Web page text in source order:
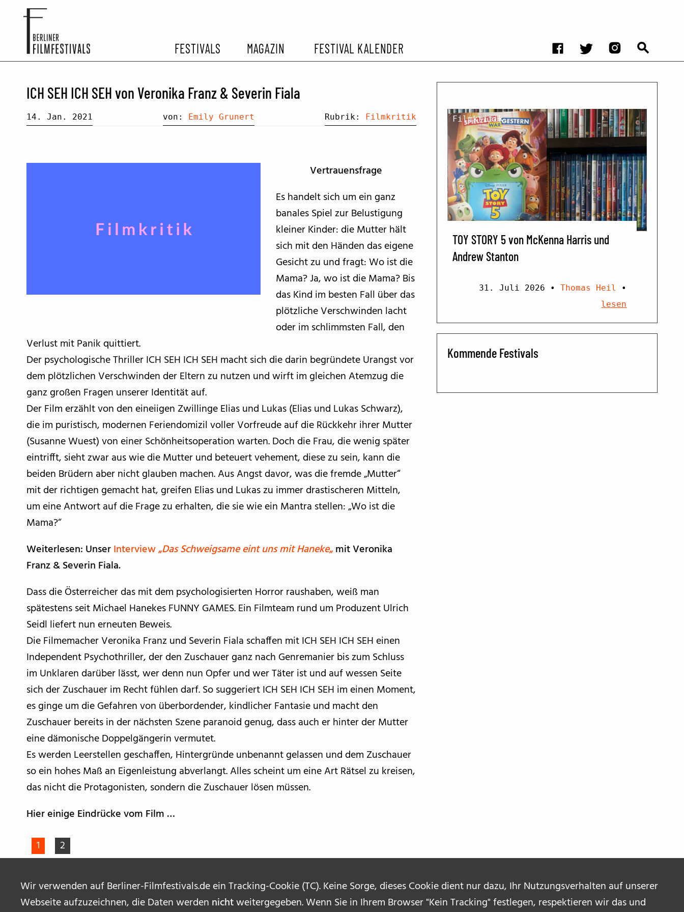
Wir verwenden auf Berliner-Filmfestivals.de ein Tracking-Cookie (TC). Keine Sorge, dieses Cookie dient nur dazu, Ihr Nutzungsverhalten auf unserer
Webseite aufzuzeichnen, die Daten werden nichtweitergegeben. Wenn Sie in Ihrem Browser "Kein Tracking" festlegen, respektieren wir das und
FESTIVALS
ARCHIV EHEMALIGER FILMFESTIVALS
MAGAZIN
FESTIVALBERICHTE
FILM- UND SERIEN-TIPPS
BFF ON THE ROAD
FESTIVAL KALENDER
ICH SEH ICH SEH von Veronika Franz & Severin Fiala
14. Jan. 2021 von: Emily Grunert Rubrik: Filmkritik
Vertrauensfrage
Es handelt sich um ein ganz
banales Spiel zur Belustigung
kleiner Kinder: die Mutter hält
sich mit den Händen das eigene
Gesicht zu und fragt: Wo ist die
Mama? Ja, wo ist die Mama? Bis
das Kind im besten Fall über das
plötzliche Verschwinden lacht
oder im schlimmsten Fall, den
Verlust mit Panik quittiert.
Der psychologische Thriller ICH SEH ICH SEH macht sich die darin begründete Urangst vor
dem plötzlichen Verschwinden der Eltern zu nutzen und wirft im gleichen Atemzug die
ganz großen Fragen unserer Identität auf.
Der Film erzählt von den eineiigen Zwillinge Elias und Lukas (Elias und Lukas Schwarz),
die im puristisch, modernen Feriendomizil voller Vorfreude auf die Rückkehr ihrer Mutter
(Susanne Wuest) von einer Schönheitsoperation warten. Doch die Frau, die wenig später
eintrifft, sieht zwar aus wie die Mutter und beteuert vehement, diese zu sein, kann die
beiden Brüdern aber nicht glauben machen. Aus Angst davor, was die fremde „Mutter“
mit der richtigen gemacht hat, greifen Elias und Lukas zu immer drastischeren Mitteln,
um eine Antwort auf die Frage zu erhalten, die sie wie ein Mantra stellen: „Wo ist die
Mama?“
Weiterlesen: UnserInterview „Das Schweigsame eint uns mit Haneke„mit Veronika
Franz & Severin Fiala.
Dass die Österreicher das mit dem psychologisierten Horror raushaben, weiß man
spätestens seit Michael Hanekes FUNNY GAMES. Ein Filmteam rund um Produzent Ulrich
Seidl liefert nun erneuten Beweis.
Die Filmemacher Veronika Franz und Severin Fiala schaffen mit ICH SEH ICH SEH einen
Independent Psychothriller, der den Zuschauer ganz nach Genremanier bis zum Schluss
im Unklaren darüber lässt, wer denn nun Opfer und wer Täter ist und auf wessen Seite
sich der Zuschauer im Recht fühlen darf. So suggeriert ICH SEH ICH SEH im einen Moment,
es ginge um die Gefahren von überbordender, kindlicher Fantasie und macht den
Zuschauer bereits in der nächsten Szene paranoid genug, dass auch er hinter der Mutter
eine dämonische Doppelgängerin vermutet.
Es werden Leerstellen geschaffen, Hintergründe unbenannt gelassen und dem Zuschauer
so ein hohes Maß an Eigenleistung abverlangt. Alles scheint um eine Art Rätsel zu kreisen,
das nicht die Protagonisten, sondern die Zuschauer lösen müssen.
Hier einige Eindrücke vom Film …
1
2
Filmkritik
TOY STORY 5 von McKenna Harris und
Andrew Stanton
31. Juli 2026 • Thomas Heil
•
lesen
Kommende Festivals